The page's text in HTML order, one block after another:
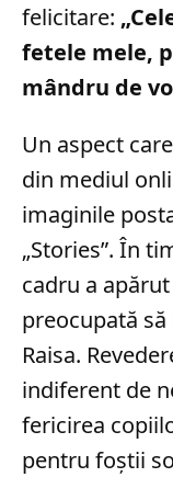
felicitare:
fetele mele,
mândru de
Un aspect
din mediul
imaginile
„Stories”. În
cadru a
preocupată
Raisa.
indiferent de
fericirea
pentru foștii